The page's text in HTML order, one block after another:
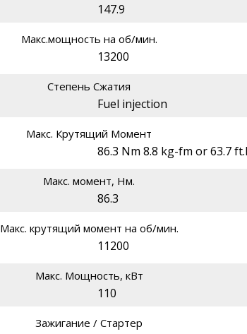
147.9
Макс.мощность на об/мин.
13200
Степень Сжатия
Fuel injection
Макс. Крутящий Момент
86.3 Nm 8.8 kg-fm or 63.7
Макс. момент, Нм.
86.3
Макс. крутящий момент на об/мин.
11200
Макс. Мощность, кВт
110
Зажигание / Стартер